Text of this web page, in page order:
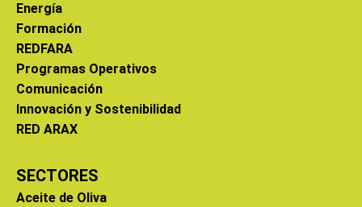
Energía
Formación
REDFARA
Programas Operativos
Comunicación
Innovación y Sostenibilidad
RED ARAX
SECTORES
Aceite de Oliva